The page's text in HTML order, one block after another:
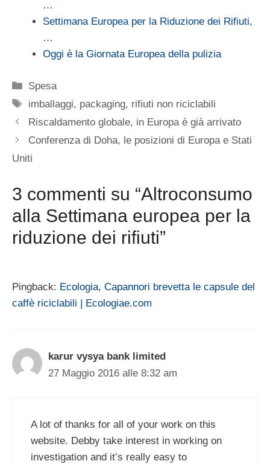
…
Settimana Europea per la Riduzione dei Rifiuti,
…
Oggi è la Giornata Europea della pulizia
Categorie
Spesa
Tag
imballaggi, packaging, rifiuti non riciclabili
Riscaldamento globale, in Europa è già arrivato
Conferenza di Doha, le posizioni di Europa e Stati
Uniti
3 commenti su “Altroconsumo
alla Settimana europea per la
riduzione dei rifiuti”
Pingback: Ecologia, Capannori brevetta le capsule del
caffè riciclabili | Ecologiae.com
karur vysya bank limited
27 Maggio 2016 alle 8:32 am
A lot of thanks for all of your work on this
website. Debby take interest in working on
investigation and it’s really easy to